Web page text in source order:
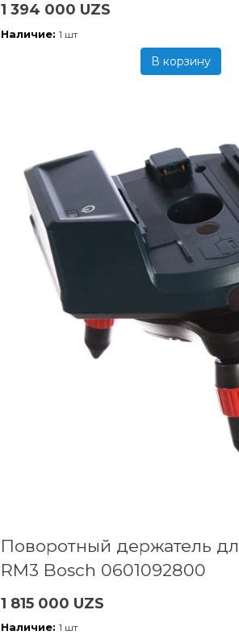
1 394 000 UZS
Наличие: 1 шт
В корзину
Поворотный держатель
RM3 Bosch 0601092800
1 815 000 UZS
Наличие: 1 шт